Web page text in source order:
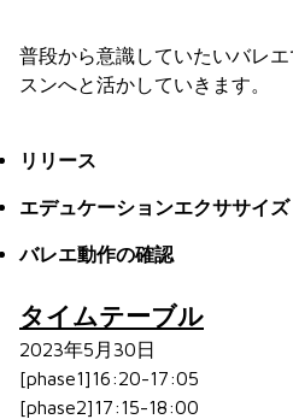
普段から意識していたいバレ
スンへと活かしていきます。
リリース
エデュケーションエクササイズ
バレエ動作の確認
タイムテーブル
2023年5月30日
[phase1]16:20-17:05
[phase2]17:15-18:00